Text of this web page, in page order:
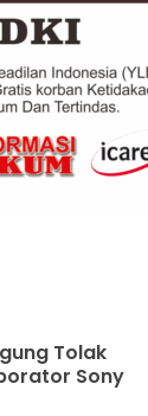
Tolak
Sony